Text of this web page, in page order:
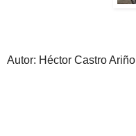
Autor: Héctor Castro Ariño